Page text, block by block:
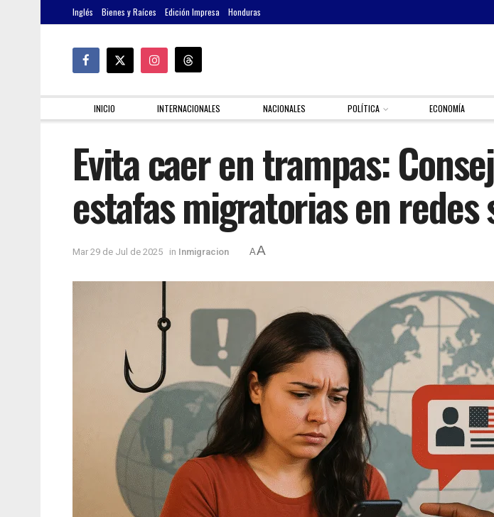
Inglés Bienes y Raíces Edición Impresa Honduras
INICIO INTERNACIONALES NACIONALES POLÍTICA ECONOMÍA
Evita caer en trampas:
estafas migratorias en redes
Mar 29 de Jul de 2025 in Inmigracion AA